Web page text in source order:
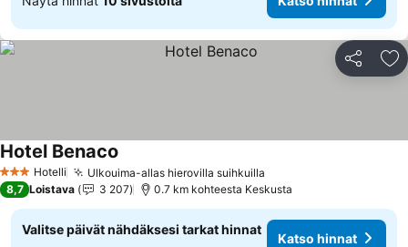
Jaa
3 Tähtiluokitus
Hotelli Ulkouima-allas hierovilla suihkuilla
Hotel Benaco
8,7 Loistava 3 207 0.7 km kohteesta Keskusta
Valitse päivät nähdäksesi tarkat hinnat
Katso hinnat